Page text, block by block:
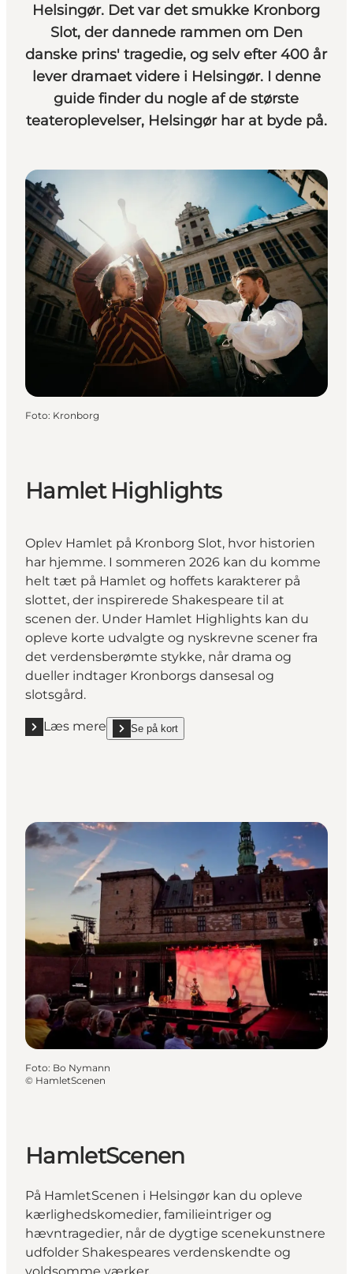
Helsingør. Det var det smukke Kronborg
Slot, der dannede rammen om Den
danske prins' tragedie, og selv efter 400 år
lever dramaet videre i Helsingør. I denne
guide finder du nogle af de største
teateroplevelser, Helsingør har at byde på.
Foto: Kronborg
Hamlet Highlights
Oplev Hamlet på Kronborg Slot, hvor historien
har hjemme. I sommeren 2026 kan du komme
helt tæt på Hamlet og hoffets karakterer på
slottet, der inspirerede Shakespeare til at
scenen der. Under Hamlet Highlights kan du
opleve korte udvalgte og nyskrevne scener fra
det verdensberømte stykke, når drama og
dueller indtager Kronborgs dansesal og
slotsgård.
Læs mere
Læs mere "Hamlet Highlights"
Se på kort
show Hamlet Highlights on_map
Foto: Bo Nymann
© HamletScenen
HamletScenen
På HamletScenen i Helsingør kan du opleve
kærlighedskomedier, familieintriger og
hævntragedier, når de dygtige scenekunstnere
udfolder Shakespeares verdenskendte og